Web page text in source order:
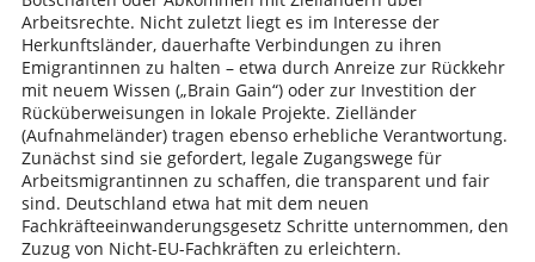
Arbeitsrechte. Nicht zuletzt liegt es im Interesse der
Herkunftsländer, dauerhafte Verbindungen zu ihren
Emigrantinnen zu halten – etwa durch Anreize zur Rückkehr
mit neuem Wissen („Brain Gain“) oder zur Investition der
Rücküberweisungen in lokale Projekte. Zielländer
(Aufnahmeländer) tragen ebenso erhebliche Verantwortung.
Zunächst sind sie gefordert, legale Zugangswege für
Arbeitsmigrantinnen zu schaffen, die transparent und fair
sind. Deutschland etwa hat mit dem neuen
Fachkräfteeinwanderungsgesetz Schritte unternommen, den
Zuzug von Nicht-EU-Fachkräften zu erleichtern.